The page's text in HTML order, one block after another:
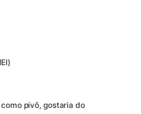
pivô, gostaria do